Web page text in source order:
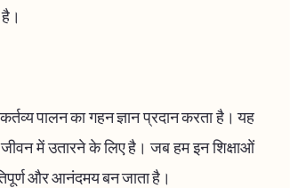
पालन का गहन ज्ञान प्रदान करता है। यह
में उतारने के लिए है। जब हम इन शिक्षाओं
और आनंदमय बन जाता है।